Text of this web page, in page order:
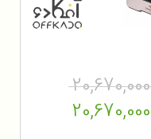
20,670,000
20,670,000